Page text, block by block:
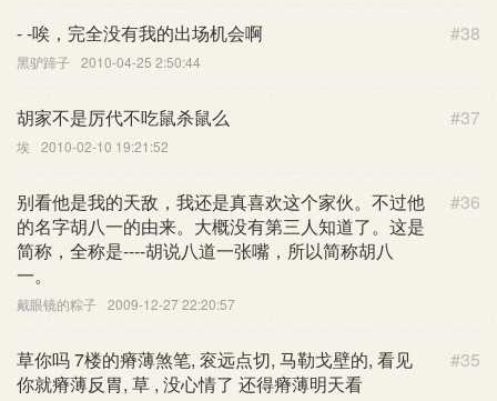
#38
- -唉，完全没有我的出场机会啊
黑驴蹄子 2010-04-25 2:50:44
#37
胡家不是厉代不吃鼠杀鼠么
埃 2010-02-10 19:21:52
#36
别看他是我的天敌，我还是真喜欢这个家伙。不过他
的名字胡八一的由来。大概没有第三人知道了。这是
简称，全称是----胡说八道一张嘴，所以简称胡八
一。
戴眼镜的粽子 2009-12-27 22:20:57
#35
草你吗 7楼的瘠薄煞笔, 衮远点切, 马勒戈壁的, 看见
你就瘠薄反胃, 草 , 没心情了 还得瘠薄明天看